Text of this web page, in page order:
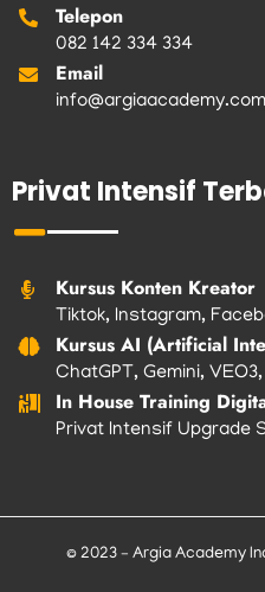
Telepon
082 142 334 334
Email
info@argiaacademy.com
Privat Intensif
Kursus Konten Kreator
Tiktok, Instagram,
Kursus AI (Artificial
ChatGPT, Gemini, VEO3,
In House Training
Privat Intensif Upgrade
© 2023 – Argia Academy